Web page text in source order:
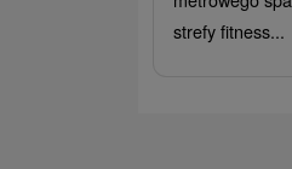
strefy fitness...